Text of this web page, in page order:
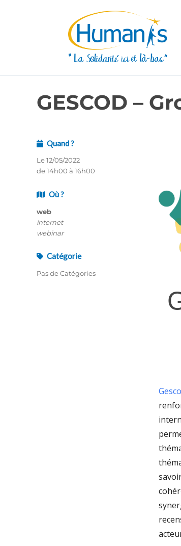
GESCOD –
Quand ?
Le 12/05/2022
de 14h00 à 16h00
Où ?
web
internet
webinar
Catégorie
Pas de Catégories